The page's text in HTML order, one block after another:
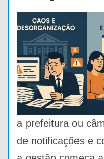
a prefeitura ou
de notificações e